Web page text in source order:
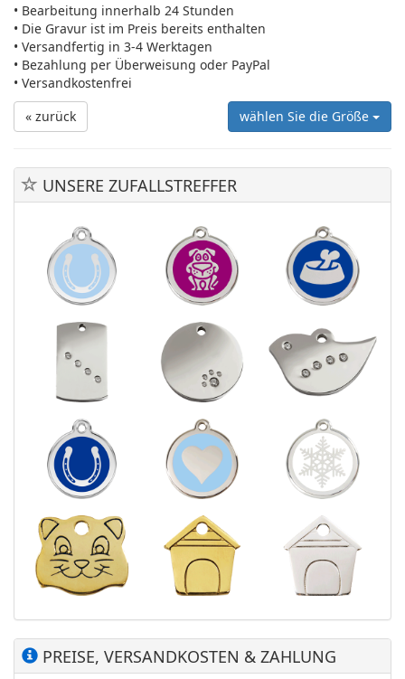
• Bearbeitung innerhalb 24 Stunden
• Die Gravur ist im Preis bereits enthalten
• Versandfertig in 3-4 Werktagen
• Bezahlung per Überweisung oder PayPal
• Versandkostenfrei
« zurück
wählen Sie die Größe
UNSERE ZUFALLSTREFFER
PREISE, VERSANDKOSTEN & ZAHLUNG